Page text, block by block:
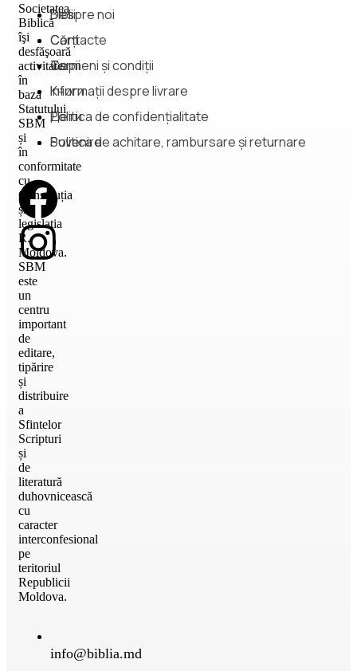
Societatea
Biblică
îşi
desfăşoară
activitatea
în
baza
Statutului
SBM
și
în
conformitate
cu
Constituția
și
legislația
R.
Moldova.
SBM
este
un
centru
important
de
editare,
tipărire
și
distribuire
a
Sfintelor
Scripturi
și
de
literatură
duhovnicească
cu
caracter
interconfesional
pe
teritoriul
Republicii
Moldova.
info@biblia.md
Biblii
Cărți
Copii
Книги
Дети
Suvenire
Despre noi
Contacte
Termeni și condiții
Informații despre livrare
Politica de confidențialitate
Politica de achitare, rambursare și returnare